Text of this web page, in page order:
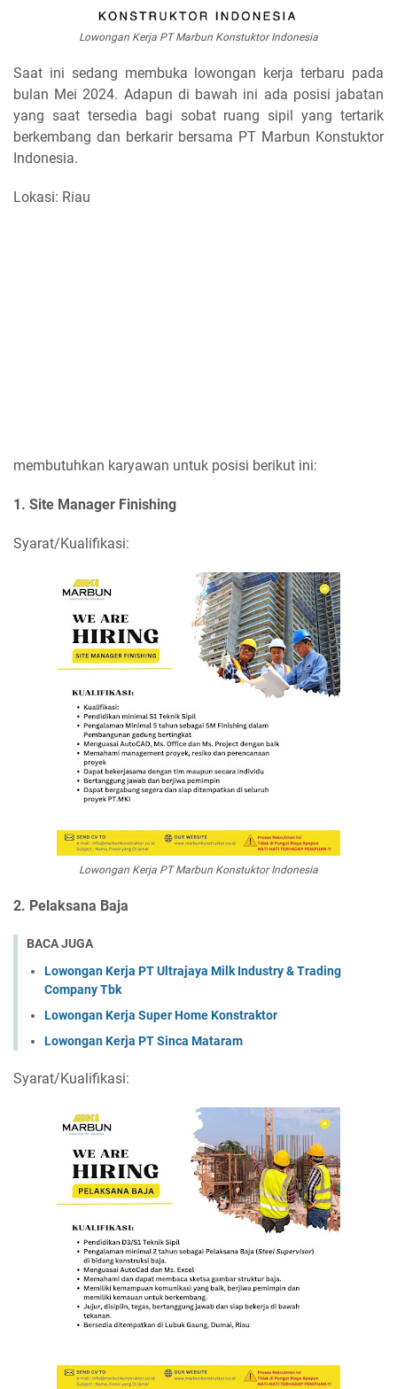
Lowongan Kerja PT Marbun Konstuktor Indonesia
Saat ini sedang membuka lowongan kerja terbaru pada
bulan Mei 2024. Adapun di bawah ini ada posisi jabatan
yang saat tersedia bagi sobat ruang sipil yang tertarik
berkembang dan berkarir bersama PT Marbun Konstuktor
Indonesia.
Lokasi: Riau
membutuhkan karyawan untuk posisi berikut ini:
1. Site Manager Finishing
Syarat/Kualifikasi:
Lowongan Kerja PT Marbun Konstuktor Indonesia
2. Pelaksana Baja
BACA JUGA
Lowongan Kerja PT Ultrajaya Milk Industry & Trading
Company Tbk
Lowongan Kerja Super Home Konstraktor
Lowongan Kerja PT Sinca Mataram
Syarat/Kualifikasi: